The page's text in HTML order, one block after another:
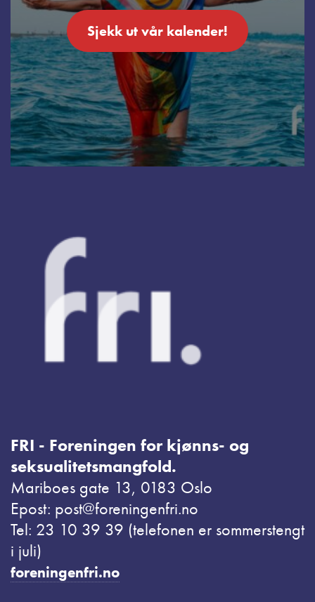
Sjekk ut vår kalender!
FRI - Foreningen for kjønns- og
seksualitetsmangfold.
Mariboes gate 13, 0183 Oslo
Epost: post@foreningenfri.no
Tel: 23 10 39 39 (telefonen er sommerstengt
i juli)
foreningenfri.no